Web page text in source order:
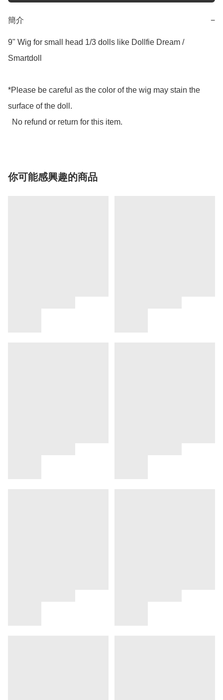
簡介 −
9" Wig for small head 1/3 dolls like Dollfie Dream /
Smartdoll
*Please be careful as the color of the wig may stain the
surface of the doll.
  No refund or return for this item.
你可能感興趣的商品